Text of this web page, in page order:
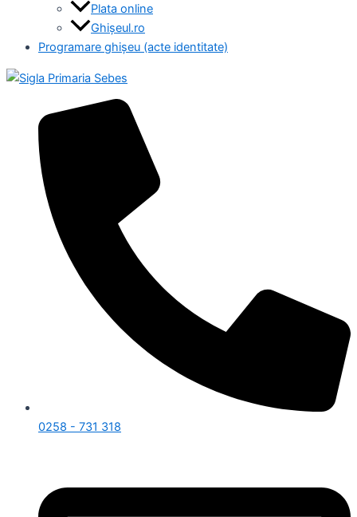
Plata online
Ghișeul.ro
Programare ghișeu (acte identitate)
0258 - 731 318